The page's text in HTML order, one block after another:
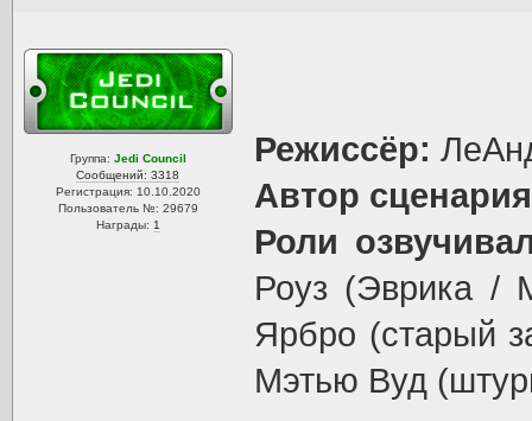
Группа: Jedi Council
Сообщений: 3318
Регистрация: 10.10.2020
Пользователь №: 29679
Награды: 1
Режиссёр:
Автор
Роли
Роуз (Эврика /
Ярбро (старый
Мэтью Вуд